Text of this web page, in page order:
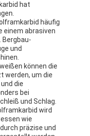
hat
häufig
einem abrasiven
Bergbau-
und
können die
werden, um die
die
bei
und Schlag.
wird
wie
präzise und